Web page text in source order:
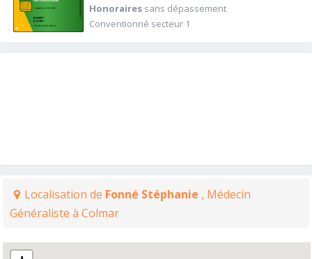
Honorairessans dépassement
Conventionné secteur 1
Localisation de Fonné Stéphanie , Médecin
Généraliste à Colmar